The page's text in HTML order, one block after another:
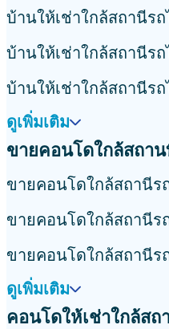
บ้านให้เช่าใกล้สถานีร
บ้านให้เช่าใกล้สถานีร
บ้านให้เช่าใกล้สถานีร
ดูเพิ่มเติม
ขายคอนโดใกล้สถา
ขายคอนโดใกล้สถานีร
ขายคอนโดใกล้สถานีร
ขายคอนโดใกล้สถานีร
ดูเพิ่มเติม
คอนโดให้เช่าใกล้ส